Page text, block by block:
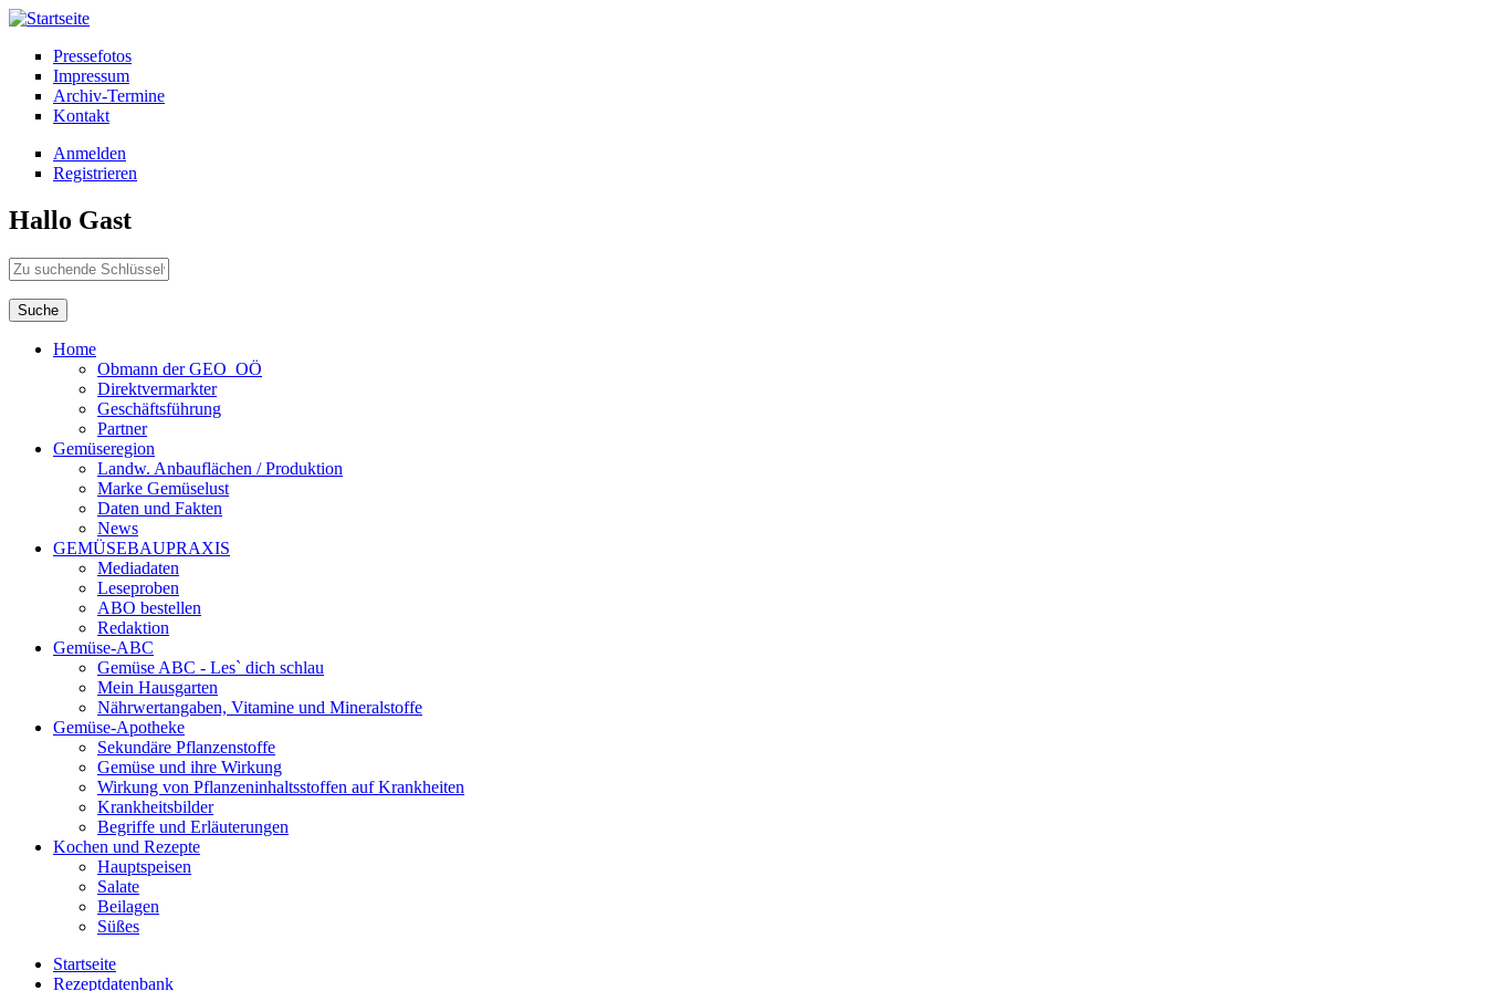
Direkt zum Inhalt
Pressefotos
Impressum
Archiv-Termine
Kontakt
Anmelden
Registrieren
Hallo Gast
Zu suchende Schlüsselwörter
Home
Obmann der GEO_OÖ
Direktvermarkter
Geschäftsführung
Partner
Gemüseregion
Landw. Anbauflächen / Produktion
Marke Gemüselust
Daten und Fakten
News
GEMÜSEBAUPRAXIS
Mediadaten
Leseproben
ABO bestellen
Redaktion
Gemüse-ABC
Gemüse ABC - Les` dich schlau
Mein Hausgarten
Nährwertangaben, Vitamine und Mineralstoffe
Gemüse-Apotheke
Sekundäre Pflanzenstoffe
Gemüse und ihre Wirkung
Wirkung von Pflanzeninhaltsstoffen auf Krankheiten
Krankheitsbilder
Begriffe und Erläuterungen
Kochen und Rezepte
Hauptspeisen
Salate
Beilagen
Süßes
Startseite
Rezeptdatenbank